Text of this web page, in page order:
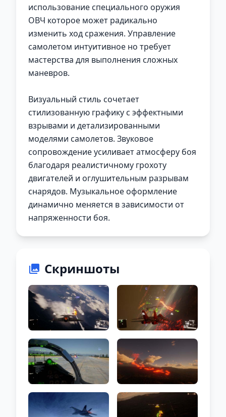
использование специального оружия
ОВЧ которое может радикально
изменить ход сражения. Управление
самолетом интуитивное но требует
мастерства для выполнения сложных
маневров.
Визуальный стиль сочетает
стилизованную графику с эффектными
взрывами и детализированными
моделями самолетов. Звуковое
сопровождение усиливает атмосферу боя
благодаря реалистичному грохоту
двигателей и оглушительным разрывам
снарядов. Музыкальное оформление
динамично меняется в зависимости от
напряженности боя.
Скриншоты